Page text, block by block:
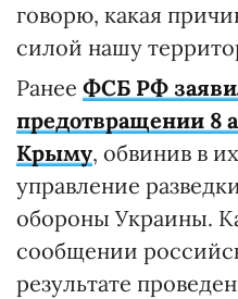
говорю, какая
силой нашу
Ранее ФСБ РФ
предотвращении 8
Крыму, обвинив в
управление
обороны Украины.
сообщении
результате